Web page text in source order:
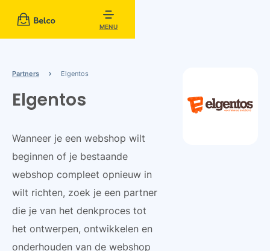
MENU
Partners Elgentos
Elgentos
Wanneer je een webshop wilt
beginnen of je bestaande
webshop compleet opnieuw in
wilt richten, zoek je een partner
die je van het denkproces tot
het ontwerpen, ontwikkelen en
onderhouden van de webshop